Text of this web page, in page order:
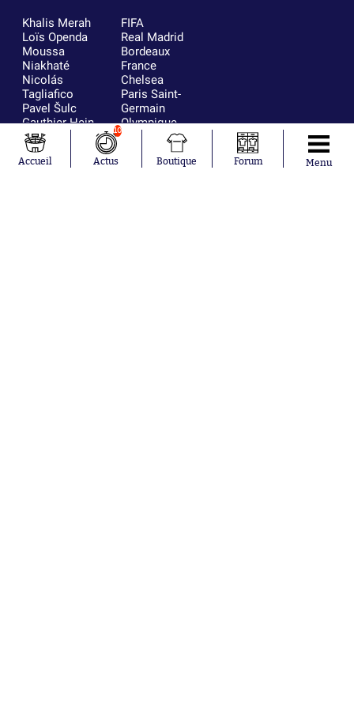
Khalis Merah
Loïs Openda
Moussa
Niakhaté
Nicolás
Tagliafico
Pavel Šulc
Gauthier Hein
Lionel Messi
Gonzalo
García Torres
FIFA
Real Madrid
Bordeaux
France
Chelsea
Paris Saint-
Germain
Olympique
lyonnais
RC Strasbourg
Accueil
10
Actus Boutique Forum Menu